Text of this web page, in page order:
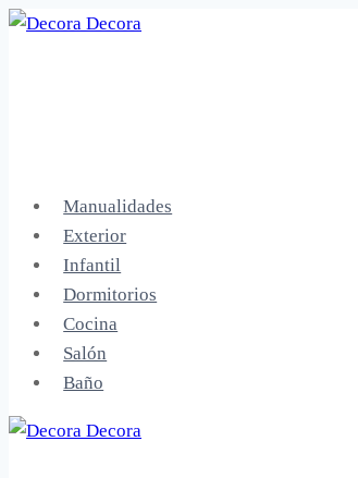
Saltar
Manualidades
Exterior
Infantil
Dormitorios
Cocina
Salón
Baño